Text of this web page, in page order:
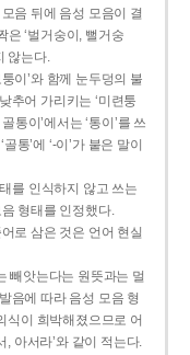
음 뒤에 음성 모음이 결
은 ‘벌거숭이, 뻘거숭
않는다.
이’와 함께 눈두덩의 불
추어 가리키는 ‘미련퉁
통이’에서는 ‘통이’를 쓰
통’에 ‘-이’가 붙은 말이
를 인식하지 않고 쓰는
형태를 인정했다.
로 삼은 것은 언어 현실
빼앗는다는 원뜻과는 멀
음에 따라 음성 모음 형
식이 희박해졌으므로 어
, 아서라’와 같이 적는다.